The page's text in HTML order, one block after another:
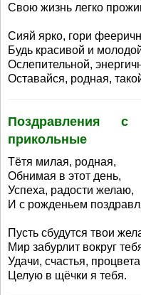
Свою жизнь легко
Сияй ярко, гори
Будь красивой и
Ослепительной,
Оставайся, родная,
Поздравления
прикольные
Тётя милая, родная,
Обнимая в этот день,
Успеха, радости желаю,
И с рожденьем
Пусть сбудутся твои
Мир забурлит вокруг
Удачи, счастья,
Целую в щёчки я тебя.